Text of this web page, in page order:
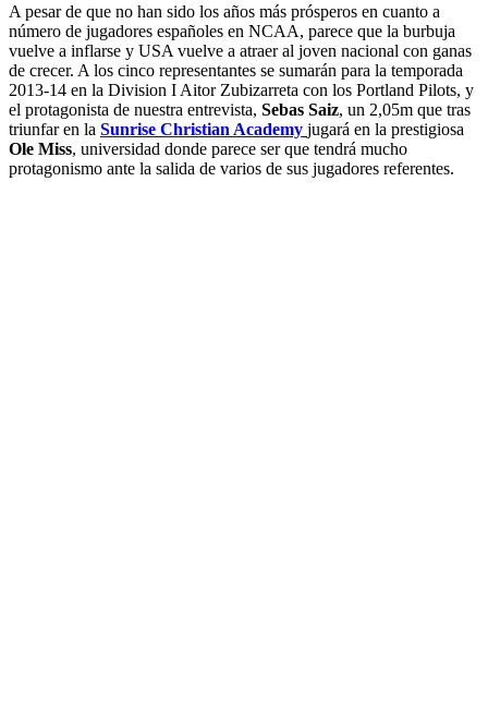
A pesar de que no han sido los años más prósperos en cuanto a
número de jugadores españoles en NCAA, parece que la burbuja
vuelve a inflarse y USA vuelve a atraer al joven nacional con ganas
de crecer. A los cinco representantes se sumarán para la temporada
2013-14 en la Division I Aitor Zubizarreta con los Portland Pilots, y
el protagonista de nuestra entrevista, Sebas Saiz, un 2,05m que tras
triunfar en la Sunrise Christian Academy jugará en la prestigiosa
Ole Miss, universidad donde parece ser que tendrá mucho
protagonismo ante la salida de varios de sus jugadores referentes.